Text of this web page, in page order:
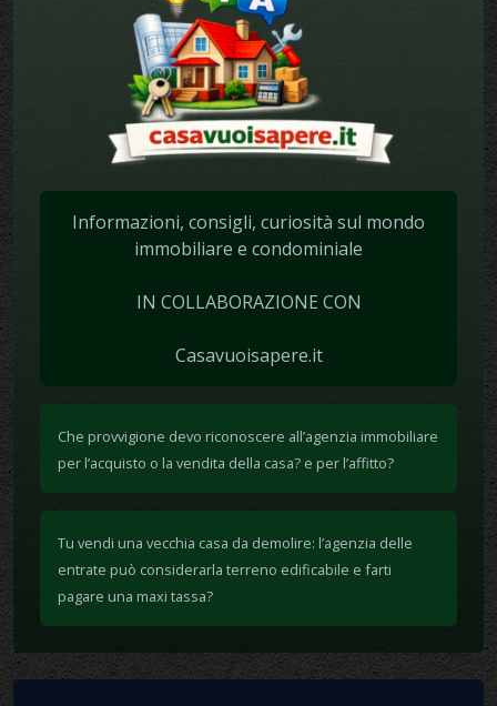
Informazioni, consigli, curiosità sul mondo
immobiliare e condominiale
IN COLLABORAZIONE CON
Casavuoisapere.it
Che provvigione devo riconoscere all’agenzia immobiliare
per l’acquisto o la vendita della casa? e per l’affitto?
Tu vendi una vecchia casa da demolire: l’agenzia delle
entrate può considerarla terreno edificabile e farti
pagare una maxi tassa?